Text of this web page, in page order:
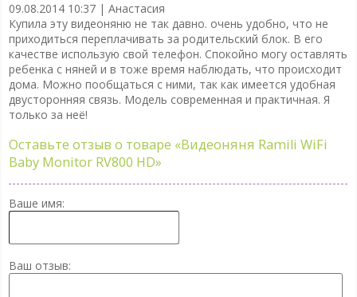
09.08.2014 10:37 | Анастасия
Купила эту видеоняню не так давно. очень удобно, что не
приходиться переплачивать за родительский блок. В его
качестве использую свой телефон. Спокойно могу оставлять
ребенка с няней и в тоже время наблюдать, что происходит
дома. Можно пообщаться с ними, так как имеется удобная
двусторонняя связь. Модель современная и практичная. Я
только за неё!
Оставьте отзыв о товаре «Видеоняня Ramili WiFi
Baby Monitor RV800 HD»
Ваше имя:
Ваш отзыв: